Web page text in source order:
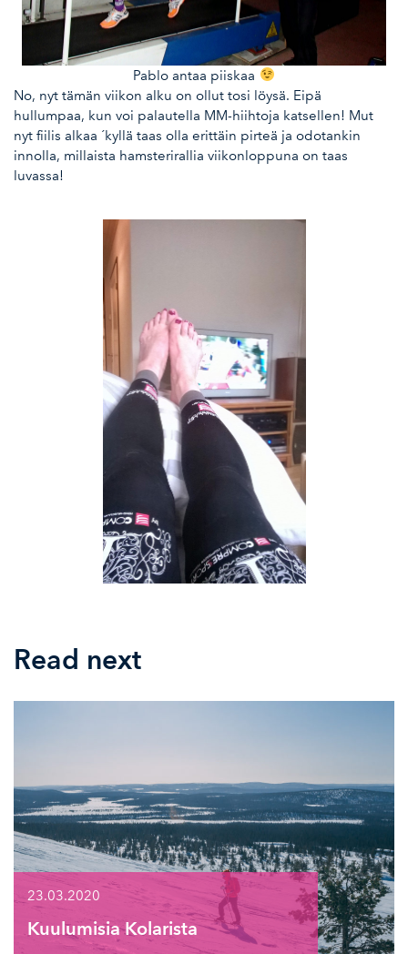
Pablo antaa piiskaa
No, nyt tämän viikon alku on ollut tosi löysä. Eipä
hullumpaa, kun voi palautella MM-hiihtoja katsellen! Mut
nyt fiilis alkaa ´kyllä taas olla erittäin pirteä ja odotankin
innolla, millaista hamsterirallia viikonloppuna on taas
luvassa!
Read next
23.03.2020
Kuulumisia Kolarista